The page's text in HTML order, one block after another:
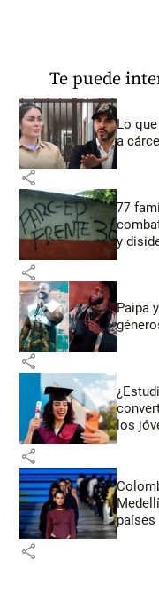
Te puede
Lo
a
share
77
y
share
Paipa
share
los
share
países
share